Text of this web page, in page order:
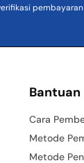
Bantuan
Cara
Metode
Metode